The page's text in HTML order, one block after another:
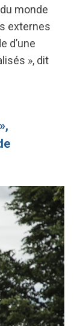
monde
externes
d’une
», dit